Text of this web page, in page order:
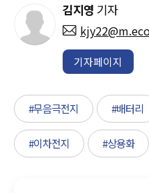
김지영 기자
기자페이지
#무음극전지 #배터리
#이차전지 #상용화